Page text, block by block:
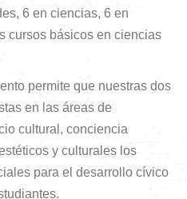
6 en ciencias, 6 en
cursos básicos en ciencias
permite que nuestras dos
en las áreas de
cultural, conciencia
y culturales los
para el desarrollo cívico